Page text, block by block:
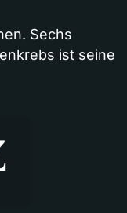
Sechs
ist seine